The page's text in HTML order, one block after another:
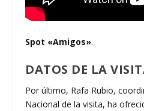
Spot «Amigos».
DATOS DE LA
Por último, Rafa Rubio,
Nacional de la visita, ha